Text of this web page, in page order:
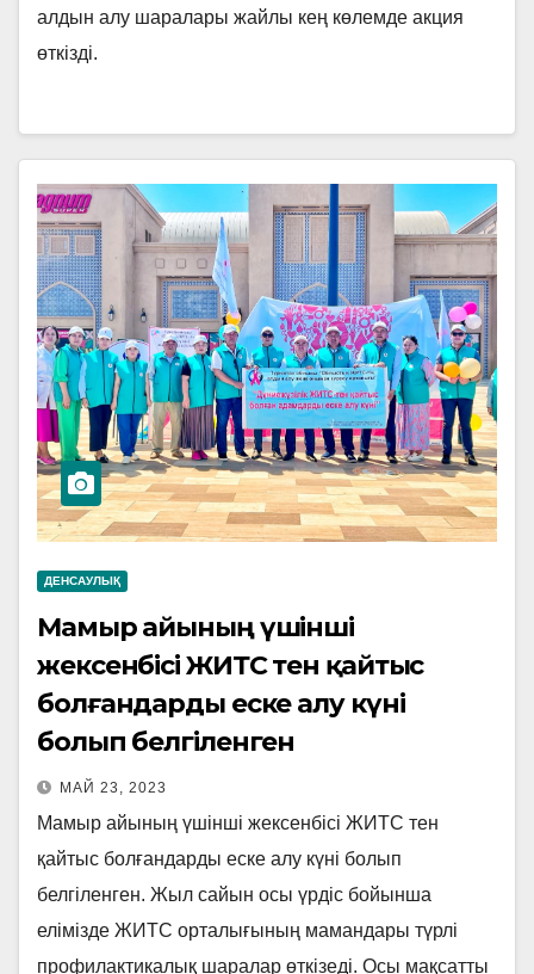
алдын алу шаралары жайлы кең көлемде акция
өткізді.
ДЕНСАУЛЫҚ
Мамыр айының үшінші
жексенбісі ЖИТС тен қайтыс
болғандарды еске алу күні
болып белгіленген
МАЙ 23, 2023
Мамыр айының үшінші жексенбісі ЖИТС тен
қайтыс болғандарды еске алу күні болып
белгіленген. Жыл сайын осы үрдіс бойынша
елімізде ЖИТС орталығының мамандары түрлі
профилактикалық шаралар өткізеді. Осы мақсатты